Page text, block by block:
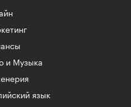
и Музыка
язык